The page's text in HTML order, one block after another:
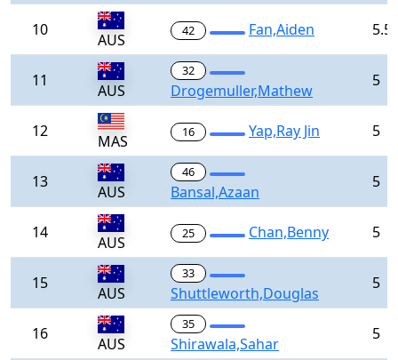
10
AUS 42 Fan,Aiden 5.5
11
AUS
32
Drogemuller,Mathew
5
12
MAS 16 Yap,Ray Jin 5
13
AUS
46
Bansal,Azaan
5
14
AUS 25 Chan,Benny 5
15
AUS
33
Shuttleworth,Douglas
5
16
AUS
35
Shirawala,Sahar
5